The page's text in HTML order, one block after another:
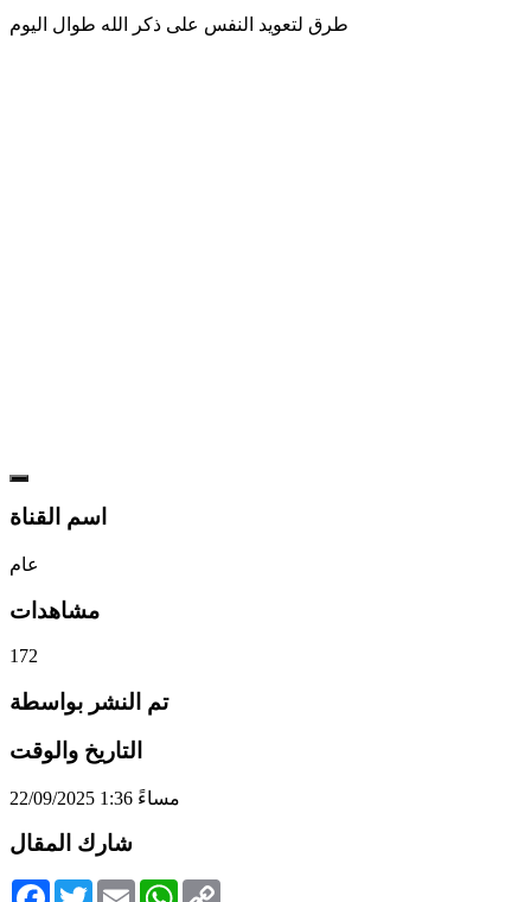
طرق لتعويد النفس على ذكر الله طوال اليوم
اسم القناة
عام
مشاهدات
172
تم النشر بواسطة
التاريخ والوقت
22/09/2025 1:36 مساءً
شارك المقال
Facebook
TwitterEmail WhatsApp